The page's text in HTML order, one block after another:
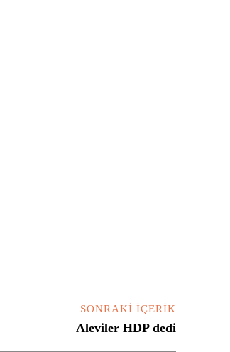
SONRAKI İÇERIK
Aleviler HDP dedi